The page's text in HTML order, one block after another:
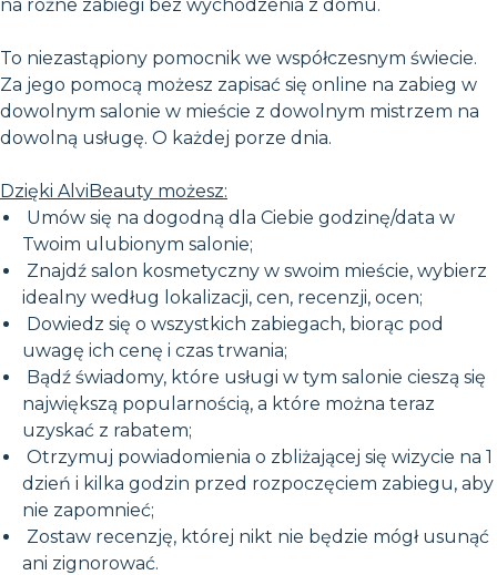
na różne zabiegi bez wychodzenia z domu.
To niezastąpiony pomocnik we współczesnym świecie.
Za jego pomocą możesz zapisać się online na zabieg w
dowolnym salonie w mieście z dowolnym mistrzem na
dowolną usługę. O każdej porze dnia.
Dzięki AlviBeauty możesz:
Umów się na dogodną dla Ciebie godzinę/data w
Twoim ulubionym salonie;
Znajdź salon kosmetyczny w swoim mieście, wybierz
idealny według lokalizacji, cen, recenzji, ocen;
Dowiedz się o wszystkich zabiegach, biorąc pod
uwagę ich cenę i czas trwania;
Bądź świadomy, które usługi w tym salonie cieszą się
największą popularnością, a które można teraz
uzyskać z rabatem;
Otrzymuj powiadomienia o zbliżającej się wizycie na 1
dzień i kilka godzin przed rozpoczęciem zabiegu, aby
nie zapomnieć;
Zostaw recenzję, której nikt nie będzie mógł usunąć
ani zignorować.